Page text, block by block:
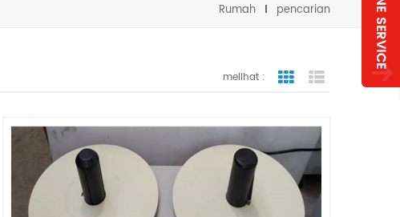
Rumah pencarian
melihat : tampilan bergaris
tampilan